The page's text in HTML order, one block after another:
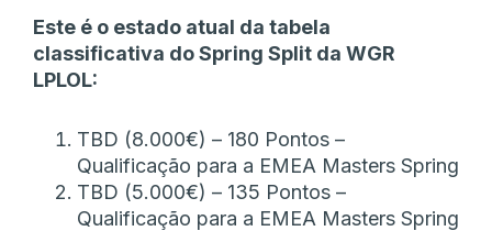
Este é o estado atual da tabela
classificativa do Spring Split da WGR
LPLOL:
TBD (8.000€) – 180 Pontos –
Qualificação para a EMEA Masters Spring
TBD (5.000€) – 135 Pontos –
Qualificação para a EMEA Masters Spring